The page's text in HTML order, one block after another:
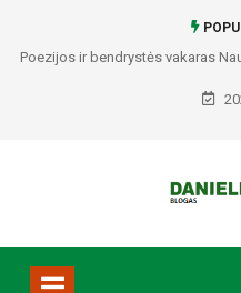
Poezijos ir bendrystės vakaras
tėviškėje skambės eilės,